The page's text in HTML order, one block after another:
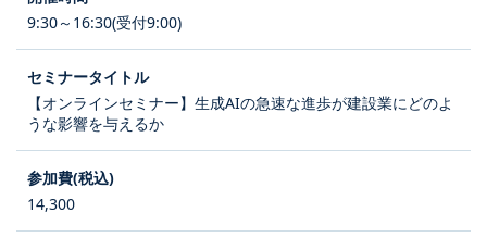
9:30～16:30(受付9:00)
【オンラインセミナー】生成AIの急速な進歩が建設業にどのよ
うな影響を与えるか
14,300